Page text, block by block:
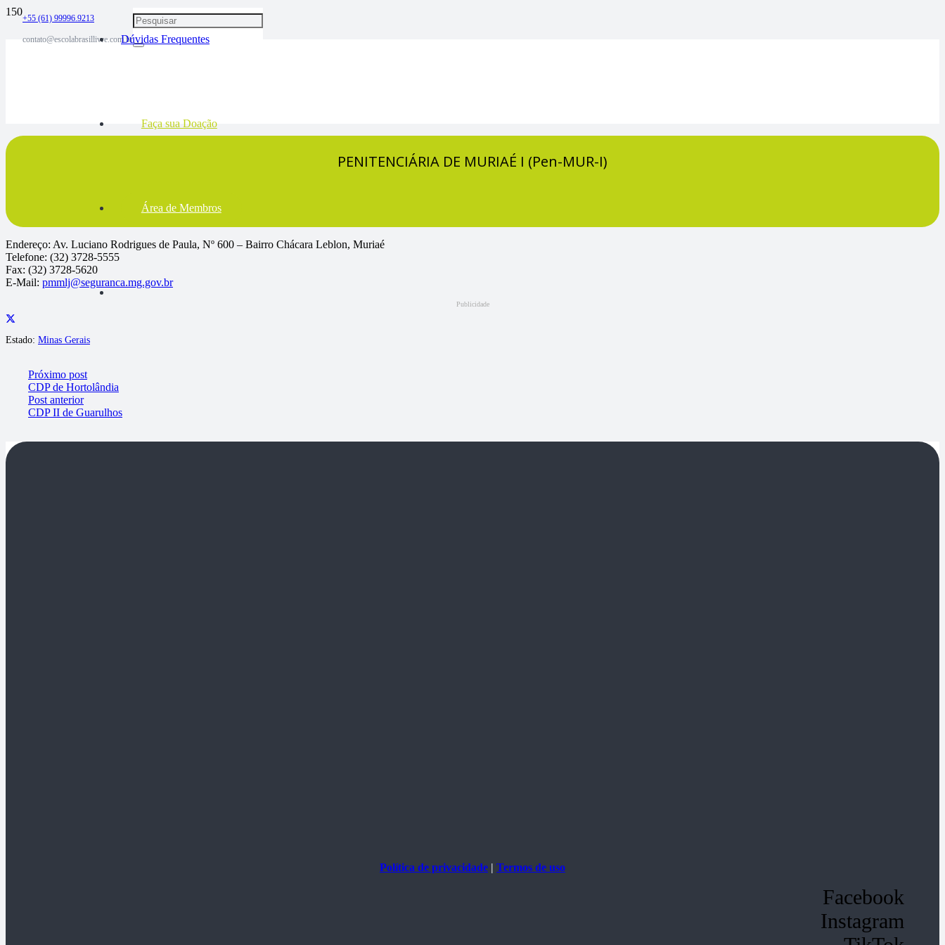
+55 (61) 99996.9213
contato@escolabrasillivre.com.brDúvidas Frequentes
Faça sua Doação
Área de Membros
PENITENCIÁRIA DE MURIAÉ I (Pen-MUR-I)
Endereço: Av. Luciano Rodrigues de Paula, Nº 600 – Bairro Chácara Leblon, Muriaé
Telefone: (32) 3728-5555
Fax: (32) 3728-5620
E-Mail: pmmlj@seguranca.mg.gov.br
Publicidade
Estado: Minas Gerais
Próximo post
CDP de Hortolândia
Post anterior
CDP II de Guarulhos
Política de privacidade | Termos de uso
Facebook
Instagram